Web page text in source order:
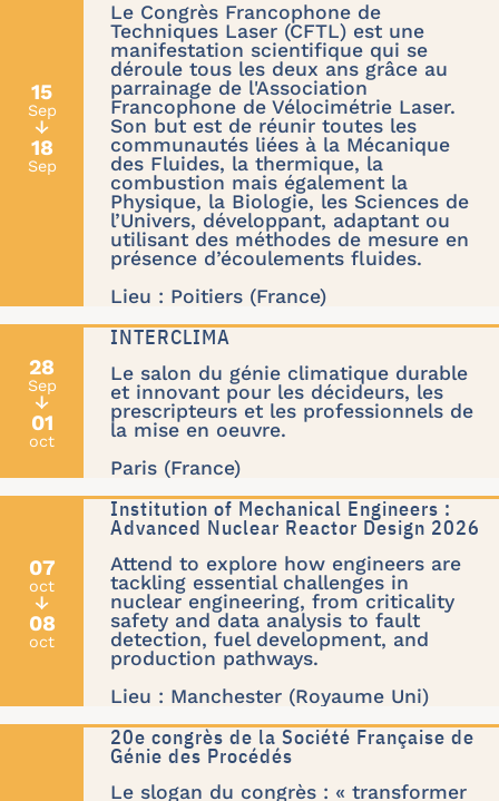
15
Sep
↓
18
Sep
Le Congrès Francophone de
Techniques Laser (CFTL) est une
manifestation scientifique qui se
déroule tous les deux ans grâce au
parrainage de l'Association
Francophone de Vélocimétrie Laser.
Son but est de réunir toutes les
communautés liées à la Mécanique
des Fluides, la thermique, la
combustion mais également la
Physique, la Biologie, les Sciences de
l’Univers, développant, adaptant ou
utilisant des méthodes de mesure en
présence d’écoulements fluides.
Lieu : Poitiers (France)
28
Sep
↓
01
oct
INTERCLIMA
Le salon du génie climatique durable
et innovant pour les décideurs, les
prescripteurs et les professionnels de
la mise en oeuvre.
Paris (France)
07
oct
↓
08
oct
Institution of Mechanical Engineers :
Advanced Nuclear Reactor Design 2026
Attend to explore how engineers are
tackling essential challenges in
nuclear engineering, from criticality
safety and data analysis to fault
detection, fuel development, and
production pathways.
Lieu : Manchester (Royaume Uni)
20e congrès de la Société Française de
Génie des Procédés
Le slogan du congrès : « transformer